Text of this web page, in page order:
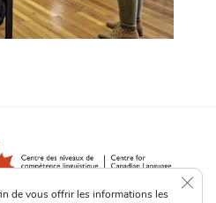
de vous offrir les informations les